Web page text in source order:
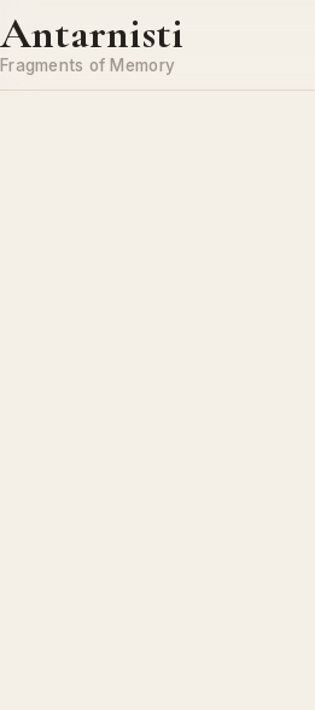
Skip to content
Antarnisti
Fragments of Memory